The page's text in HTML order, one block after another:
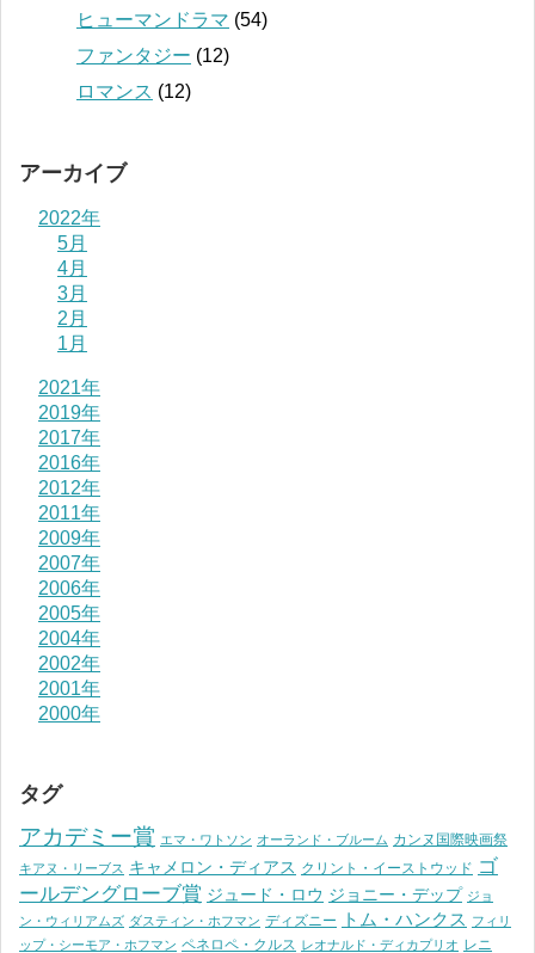
ヒューマンドラマ (54)
ファンタジー (12)
ロマンス (12)
アーカイブ
2022年
5月
4月
3月
2月
1月
2021年
2019年
2017年
2016年
2012年
2011年
2009年
2007年
2006年
2005年
2004年
2002年
2001年
2000年
タグ
アカデミー賞 エマ・ワトソン オーランド・ブルーム カンヌ国際映画祭
キアヌ・リーブス キャメロン・ディアス クリント・イーストウッド ゴ
ールデングローブ賞 ジュード・ロウ ジョニー・デップ ジョ
ン・ウィリアムズ ダスティン・ホフマン ディズニー トム・ハンクス フィリ
ップ・シーモア・ホフマン ペネロペ・クルス レオナルド・ディカプリオ レニ